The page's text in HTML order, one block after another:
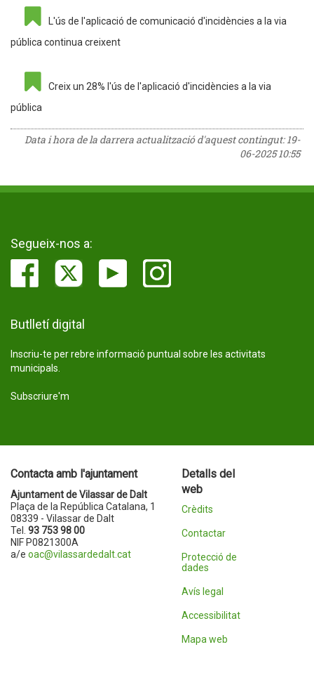
L'ús de l'aplicació de comunicació d'incidències a la via
pública continua creixent
Creix un 28% l'ús de l'aplicació d'incidències a la via
pública
Data i hora de la darrera actualització d'aquest contingut:19-
06-2025 10:55
Segueix-nos a:
Butlletí digital
Inscriu-te per rebre informació puntual sobre les activitats
municipals.
Subscriure'm
Contacta amb l'ajuntament
Ajuntament de Vilassar de Dalt
Plaça de la República Catalana, 1
08339 - Vilassar de Dalt
Tel. 93 753 98 00
NIF P0821300A
a/e oac@vilassardedalt.cat
Detalls del
web
Crèdits
Contactar
Protecció de
dades
Avís legal
Accessibilitat
Mapa web